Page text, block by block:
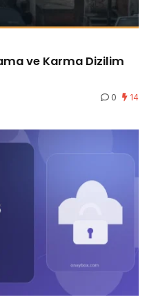
ve Karma Dizilim
0 14